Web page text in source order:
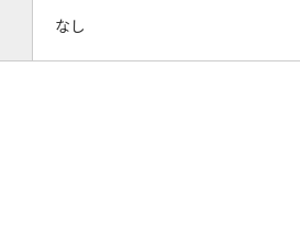
なし